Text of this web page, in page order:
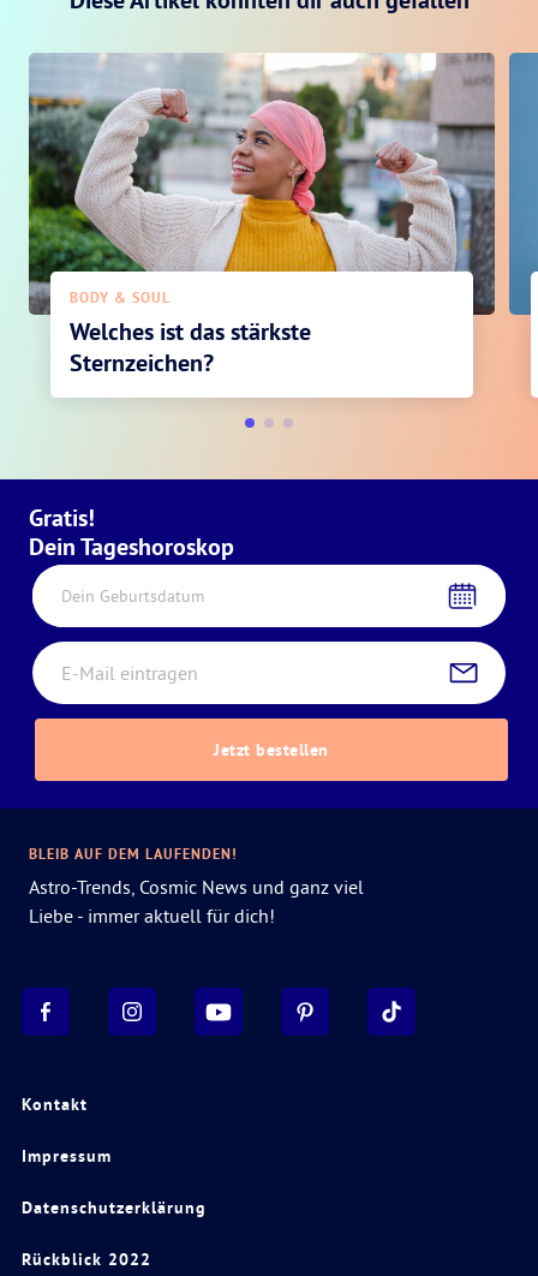
BODY & SOUL
Welches ist das stärkste
Sternzeichen?
Gratis!
Dein Tageshoroskop
Dein Geburtsdatum
Jetzt bestellen
Kontakt
Impressum
Datenschutzerklärung
Rückblick 2022
BLEIB AUF DEM LAUFENDEN!
Astro-Trends, Cosmic News und ganz viel
Liebe - immer aktuell für dich!